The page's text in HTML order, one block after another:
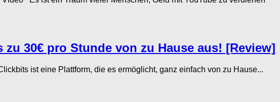
30€ pro Stunde von zu Hause aus! [Review]
ist eine Plattform, die es ermöglicht, ganz einfach von zu Hause...